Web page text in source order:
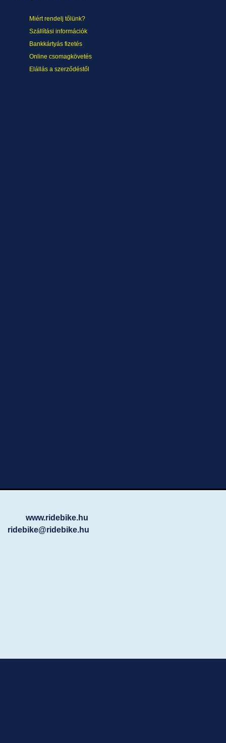
Miért rendelj tőlünk?
Szállítási információk
Bankkártyás fizetés
Online csomagkövetés
Elállás a szerződéstől
www.ridebike.hu
ridebike@ridebike.hu